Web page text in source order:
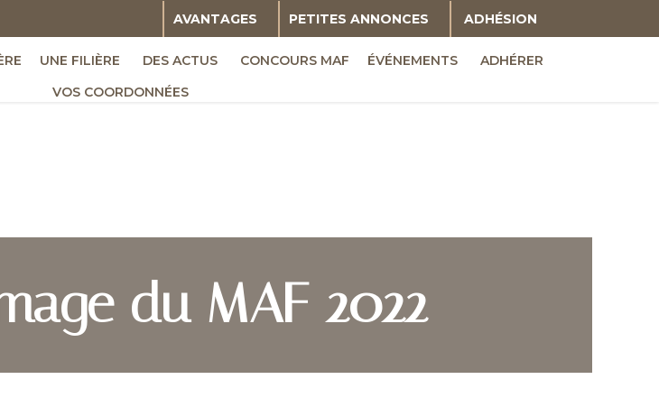
AVANTAGES PETITES ANNONCES ADHÉSION
UNE FILIÈRE DES ACTUS CONCOURS MAF ÉVÉNEMENTS
ADHÉRER
VOS COORDONNÉES
du MAF 2022